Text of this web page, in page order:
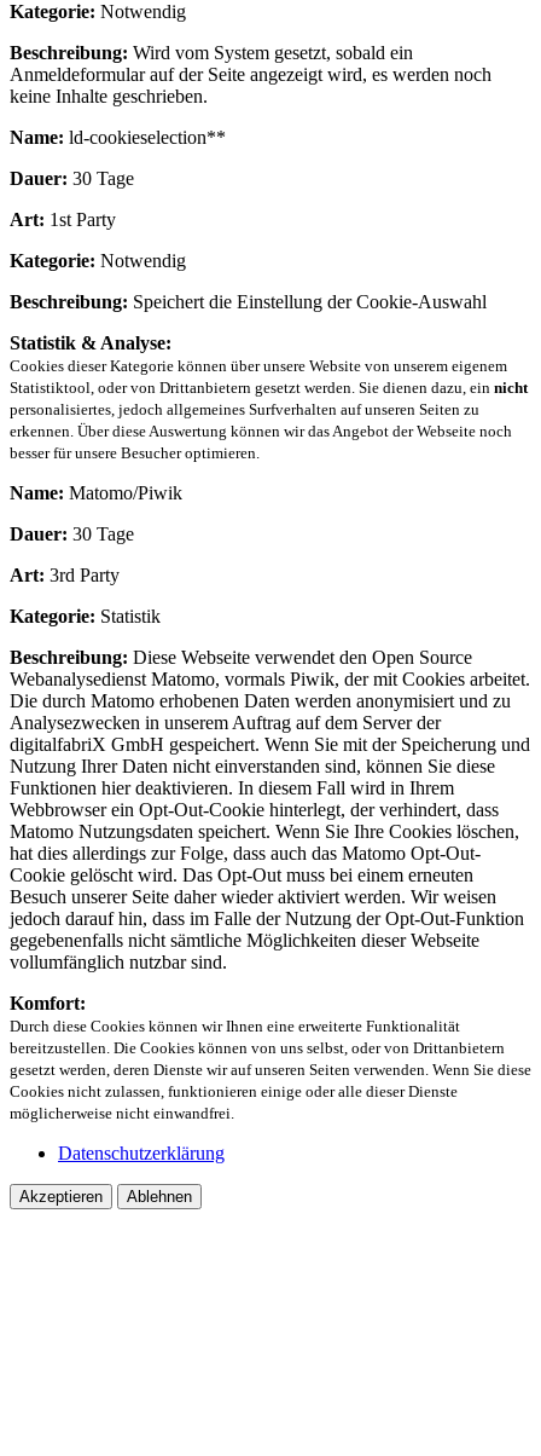
Kategorie: Notwendig
Beschreibung: Wird vom System gesetzt, sobald ein
Anmeldeformular auf der Seite angezeigt wird, es werden noch
keine Inhalte geschrieben.
Name: ld-cookieselection**
Dauer: 30 Tage
Art: 1st Party
Kategorie: Notwendig
Beschreibung: Speichert die Einstellung der Cookie-Auswahl
Statistik & Analyse:
Cookies dieser Kategorie können über unsere Website von unserem eigenem
Statistiktool, oder von Drittanbietern gesetzt werden. Sie dienen dazu, ein nicht
personalisiertes, jedoch allgemeines Surfverhalten auf unseren Seiten zu
erkennen. Über diese Auswertung können wir das Angebot der Webseite noch
besser für unsere Besucher optimieren.
Name: Matomo/Piwik
Dauer: 30 Tage
Art: 3rd Party
Kategorie: Statistik
Beschreibung: Diese Webseite verwendet den Open Source
Webanalysedienst Matomo, vormals Piwik, der mit Cookies arbeitet.
Die durch Matomo erhobenen Daten werden anonymisiert und zu
Analysezwecken in unserem Auftrag auf dem Server der
digitalfabriX GmbH gespeichert. Wenn Sie mit der Speicherung und
Nutzung Ihrer Daten nicht einverstanden sind, können Sie diese
Funktionen hier deaktivieren. In diesem Fall wird in Ihrem
Webbrowser ein Opt-Out-Cookie hinterlegt, der verhindert, dass
Matomo Nutzungsdaten speichert. Wenn Sie Ihre Cookies löschen,
hat dies allerdings zur Folge, dass auch das Matomo Opt-Out-
Cookie gelöscht wird. Das Opt-Out muss bei einem erneuten
Besuch unserer Seite daher wieder aktiviert werden. Wir weisen
jedoch darauf hin, dass im Falle der Nutzung der Opt-Out-Funktion
gegebenenfalls nicht sämtliche Möglichkeiten dieser Webseite
vollumfänglich nutzbar sind.
Komfort:
Durch diese Cookies können wir Ihnen eine erweiterte Funktionalität
bereitzustellen. Die Cookies können von uns selbst, oder von Drittanbietern
gesetzt werden, deren Dienste wir auf unseren Seiten verwenden. Wenn Sie diese
Cookies nicht zulassen, funktionieren einige oder alle dieser Dienste
möglicherweise nicht einwandfrei.
Datenschutzerklärung
Akzeptieren Ablehnen